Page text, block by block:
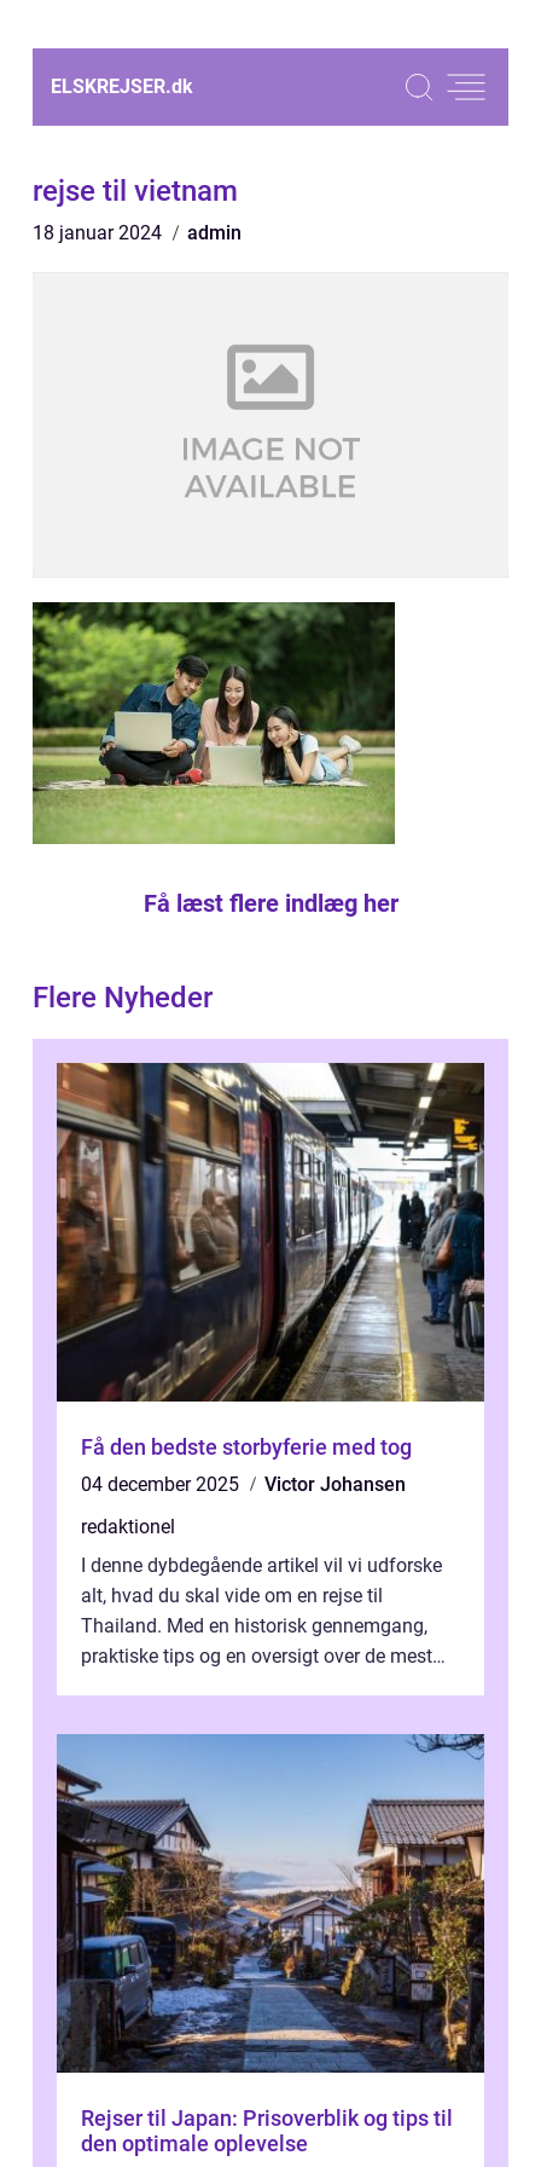
ELSKREJSER.dk
rejse til vietnam
18 januar 2024 admin
Få læst flere indlæg her
Flere Nyheder
Få den bedste storbyferie med tog
04 december 2025
Victor Johansen
redaktionel
I denne dybdegående artikel vil vi udforske
alt, hvad du skal vide om en rejse til
Thailand. Med en historisk gennemgang,
praktiske tips og en oversigt over de mest
Rejser til Japan: Prisoverblik og tips til
den optimale oplevelse